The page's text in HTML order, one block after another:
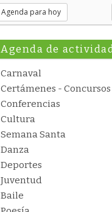
Agenda para hoy
Agenda de
Carnaval
Certámenes - Concursos
Conferencias
Cultura
Semana Santa
Danza
Deportes
Juventud
Baile